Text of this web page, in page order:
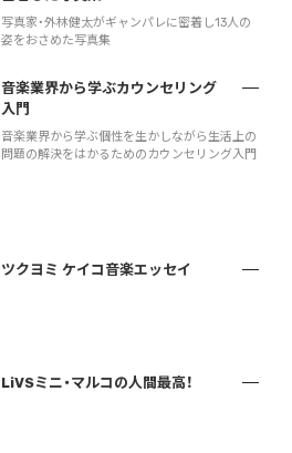
写真家・外林健太がギャンパレに密着し13人の
姿をおさめた写真集
音楽業界から学ぶカウンセリング
入門
音楽業界から学ぶ個性を生かしながら生活上の
問題の解決をはかるためのカウンセリング入門
ツクヨミ ケイコ音楽エッセイ
LiVSミニ・マルコの人間最高！